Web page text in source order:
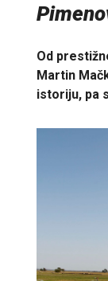
Od
Martin
istoriju, pa